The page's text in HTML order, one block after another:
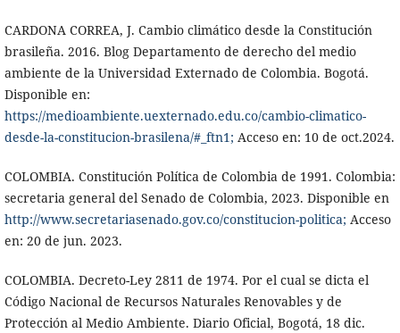
CARDONA CORREA, J. Cambio climático desde la Constitución
brasileña. 2016. Blog Departamento de derecho del medio
ambiente de la Universidad Externado de Colombia. Bogotá.
Disponible en:
https://medioambiente.uexternado.edu.co/cambio-climatico-
desde-la-constitucion-brasilena/#_ftn1; Acceso en: 10 de oct.2024.
COLOMBIA. Constitución Política de Colombia de 1991. Colombia:
secretaria general del Senado de Colombia, 2023. Disponible en
http://www.secretariasenado.gov.co/constitucion-politica; Acceso
en: 20 de jun. 2023.
COLOMBIA. Decreto-Ley 2811 de 1974. Por el cual se dicta el
Código Nacional de Recursos Naturales Renovables y de
Protección al Medio Ambiente. Diario Oficial, Bogotá, 18 dic.